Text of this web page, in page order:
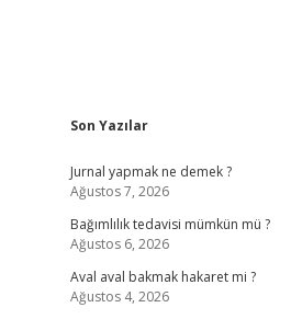
Sidebar
Son Yazılar
Jurnal yapmak ne demek ?
Ağustos 7, 2026
Bağımlılık tedavisi mümkün mü ?
Ağustos 6, 2026
Aval aval bakmak hakaret mi ?
Ağustos 4, 2026